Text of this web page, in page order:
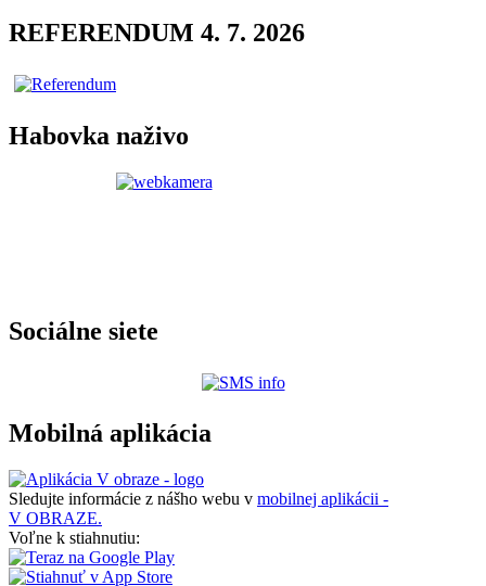
REFERENDUM 4. 7. 2026
Habovka naživo
Sociálne siete
Mobilná aplikácia
Sledujte informácie z nášho webu v mobilnej aplikácii -
V OBRAZE.
Voľne k stiahnutiu: